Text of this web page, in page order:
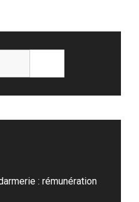
: rémunération